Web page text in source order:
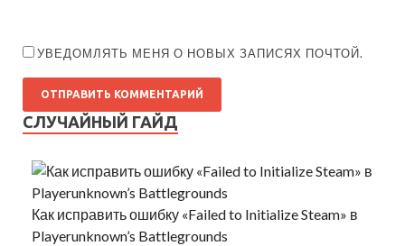
УВЕДОМЛЯТЬ МЕНЯ О НОВЫХ ЗАПИСЯХ ПОЧТОЙ.
СЛУЧАЙНЫЙ ГАЙД
Как исправить ошибку «Failed to Initialize Steam» в
Playerunknown’s Battlegrounds